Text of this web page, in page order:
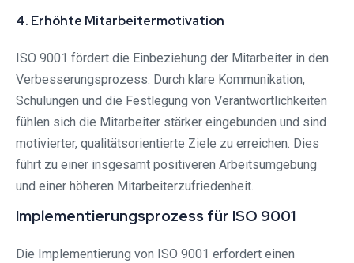
4. Erhöhte Mitarbeitermotivation
ISO 9001 fördert die Einbeziehung der Mitarbeiter in den
Verbesserungsprozess. Durch klare Kommunikation,
Schulungen und die Festlegung von Verantwortlichkeiten
fühlen sich die Mitarbeiter stärker eingebunden und sind
motivierter, qualitätsorientierte Ziele zu erreichen. Dies
führt zu einer insgesamt positiveren Arbeitsumgebung
und einer höheren Mitarbeiterzufriedenheit.
Implementierungsprozess für ISO 9001
Die Implementierung von ISO 9001 erfordert einen